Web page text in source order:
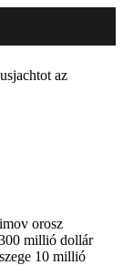
az
orosz
millió dollár
10 millió